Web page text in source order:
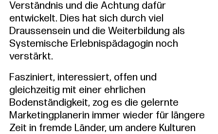
Verständnis und die Achtung dafür
entwickelt. Dies hat sich durch viel
Draussensein und die Weiterbildung als
Systemische Erlebnispädagogin noch
verstärkt.
Fasziniert, interessiert, offen und
gleichzeitig mit einer ehrlichen
Bodenständigkeit, zog es die gelernte
Marketingplanerin immer wieder für längere
Zeit in fremde Länder, um andere Kulturen